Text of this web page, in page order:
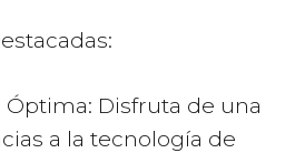
Disfruta de una
a la tecnología de